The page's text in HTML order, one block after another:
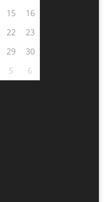
15
16
22
23
29
30
5 6